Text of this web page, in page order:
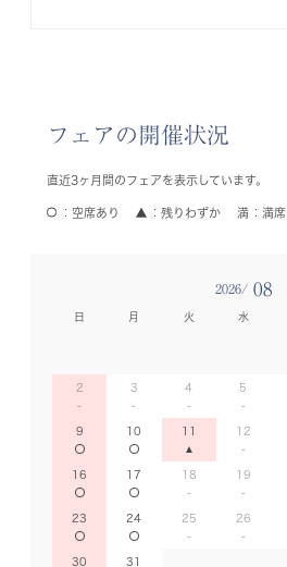
フェアの開催状況
直近3ヶ月間のフェアを表示しています。
空席あり 残りわずか 満席
2026/ 08
日 月 火 水
2 3 4 5
9 10 11 12
16 17 18 19
23 24 25 26
30 31